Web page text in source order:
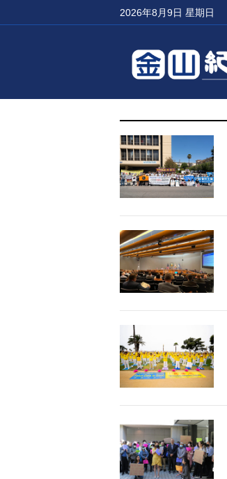
2026年8月9日 星期日